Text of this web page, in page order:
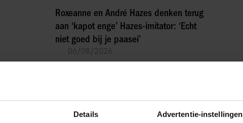
Details Advertentie-instellingen
Roxeanne en André Hazes denken terug
aan ‘kapot enge’ Hazes-imitator: ‘Echt
niet goed bij je paasei’
06/08/2026